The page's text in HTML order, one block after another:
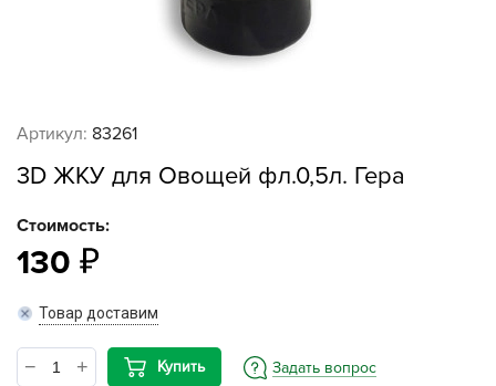
Артикул: 83261
3D ЖКУ для Овощей фл.0,5л. Гера
Стоимость:
130
Товар доставим
Купить Задать вопрос